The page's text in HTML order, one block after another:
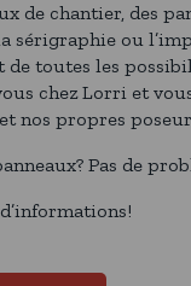
de chantier, des
sérigraphie ou
toutes les
chez Lorri et
nos propres
Pas de